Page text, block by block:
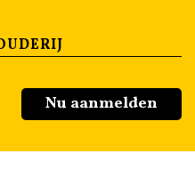
Nu aanmelden